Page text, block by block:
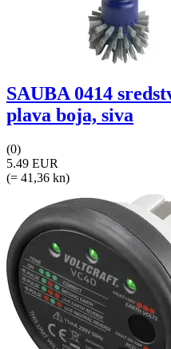
SAUBA 0414
plava boja, siva
(0)
5.49 EUR
(= 41,36 kn)